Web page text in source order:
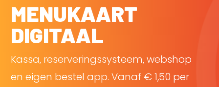
MENUKAART
DIGITAAL
Kassa, reserveringssysteem, webshop
en eigen bestel app. Vanaf € 1,50 per